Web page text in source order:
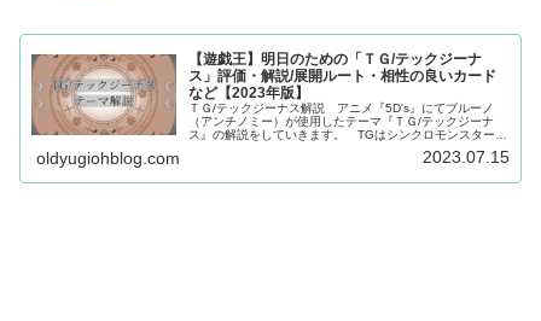
【遊戯王】明日のための「ＴＧ/テックジーナ
ス」評価・解説/展開ルート・相性の良いカード
など【2023年版】
ＴＧ/テックジーナス解説 アニメ『5D's』にてブルーノ
（アンチノミー）が使用したテーマ『ＴＧ/テックジーナ
ス』の解説をしていきます。 TGはシンクロモンスターを
oldyugiohblog.com 2023.07.15